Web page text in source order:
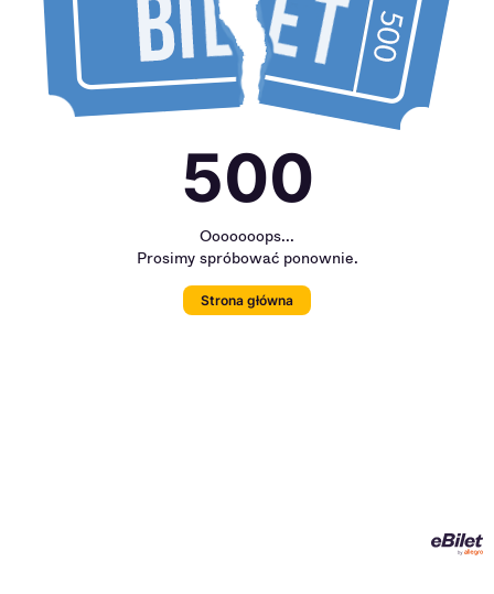
500
Ooooooops...
Prosimy spróbować ponownie.
Strona główna